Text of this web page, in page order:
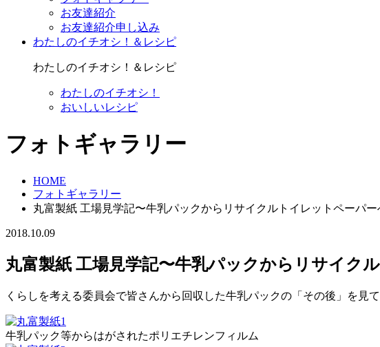
お友達紹介
お友達紹介申し込み
わたしのイチオシ！＆レシピ
わたしのイチオシ！＆レシピ
わたしのイチオシ！
おいしいレシピ
フォトギャラリー
HOME
フォトギャラリー
丸富製紙 工場見学記〜牛乳パックからリサイクルトイレットペーパー
2018.10.09
丸富製紙 工場見学記〜牛乳パックからリサイク
くらしを考える委員会で皆さんから回収した牛乳パックの「その後」を見て
牛乳パック等からはがされたポリエチレンフィルム